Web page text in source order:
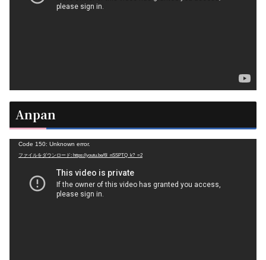
Anpan
Code 150: Unknown error.
ファイルをダウンロード: https://youtu.be/6l_nSSPTQ_k?_=2